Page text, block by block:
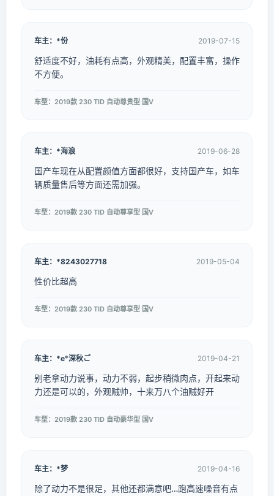
车主：*份 2019-07-15
舒适度不好，油耗有点高，外观精美，配置丰富，操作
不方便。
车型：2019款 230 TID 自动尊贵型 国V
车主：*海浪 2019-06-28
国产车现在从配置颜值方面都很好，支持国产车，如车
辆质量售后等方面还需加强。
车型：2019款 230 TID 自动尊享型 国V
车主：*8243027718 2019-05-04
性价比超高
车型：2019款 230 TID 自动尊享型 国V
车主：*e°深秋ご 2019-04-21
别老拿动力说事，动力不弱，起步稍微肉点，开起来动
力还是可以的，外观贼帅，十来万八个油贼好开
车型：2019款 230 TID 自动豪华型 国V
车主：*梦 2019-04-16
除了动力不是很足，其他还都满意吧…跑高速噪音有点